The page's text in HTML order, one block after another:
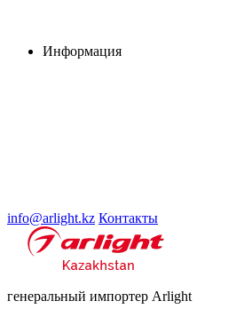
Информация
info@arlight.kz Контакты
генеральный импортер Arlight